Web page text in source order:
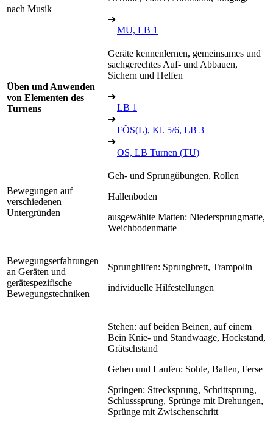
nach Musik
➔
MU, LB 1
Üben und Anwenden
von Elementen des
Turnens
Geräte kennenlernen, gemeinsames und
sachgerechtes Auf- und Abbauen,
Sichern und Helfen
➔
LB 1
➔
FÖS(L), Kl. 5/6, LB 3
➔
OS, LB Turnen (TU)
Bewegungen auf
verschiedenen
Untergründen
Geh- und Sprungübungen, Rollen
Hallenboden
ausgewählte Matten: Niedersprungmatte,
Weichbodenmatte
Bewegungserfahrungen
an Geräten und
gerätespezifische
Bewegungstechniken
Sprunghilfen: Sprungbrett, Trampolin
individuelle Hilfestellungen
Stehen: auf beiden Beinen, auf einem
Bein Knie- und Standwaage, Hockstand,
Grätschstand
Gehen und Laufen: Sohle, Ballen, Ferse
Springen: Strecksprung, Schrittsprung,
Schlusssprung, Sprünge mit Drehungen,
Sprünge mit Zwischenschritt